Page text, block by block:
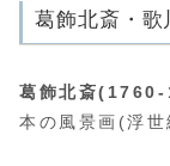
葛飾北斎・歌
葛飾北斎
本の風景画(浮世